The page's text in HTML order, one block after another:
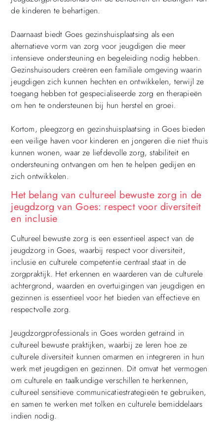
de kinderen te behartigen.
Daarnaast biedt Goes gezinshuisplaatsing als een
alternatieve vorm van zorg voor jeugdigen die meer
intensieve ondersteuning en begeleiding nodig hebben.
Gezinshuisouders creëren een familiale omgeving waarin
jeugdigen zich kunnen hechten en ontwikkelen, terwijl ze
toegang hebben tot gespecialiseerde zorg en therapieën
om hen te ondersteunen bij hun herstel en groei.
Kortom, pleegzorg en gezinshuisplaatsing in Goes bieden
een veilige haven voor kinderen en jongeren die niet thuis
kunnen wonen, waar ze liefdevolle zorg, stabiliteit en
ondersteuning ontvangen om hen te helpen gedijen en
zich ontwikkelen.
Het belang van cultureel bewuste zorg in de
jeugdzorg van Goes: respect voor diversiteit
en inclusie
Cultureel bewuste zorg is een essentieel aspect van de
jeugdzorg in Goes, waarbij respect voor diversiteit,
inclusie en culturele competentie centraal staat in de
zorgpraktijk. Het erkennen en waarderen van de culturele
achtergrond, waarden en overtuigingen van jeugdigen en
gezinnen is essentieel voor het bieden van effectieve en
respectvolle zorg.
Jeugdzorgprofessionals in Goes worden getraind in
cultureel bewuste praktijken, waarbij ze leren hoe ze
culturele diversiteit kunnen omarmen en integreren in hun
werk met jeugdigen en gezinnen. Dit omvat het vermogen
om culturele en taalkundige verschillen te herkennen,
cultureel sensitieve communicatiestrategieën te gebruiken,
en samen te werken met tolken en culturele bemiddelaars
indien nodig.